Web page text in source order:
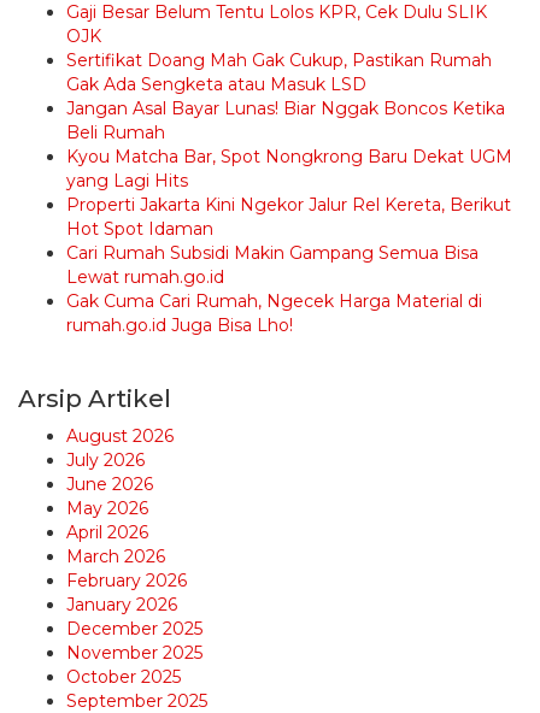
Gaji Besar Belum Tentu Lolos KPR, Cek Dulu SLIK
OJK
Sertifikat Doang Mah Gak Cukup, Pastikan Rumah
Gak Ada Sengketa atau Masuk LSD
Jangan Asal Bayar Lunas! Biar Nggak Boncos Ketika
Beli Rumah
Kyou Matcha Bar, Spot Nongkrong Baru Dekat UGM
yang Lagi Hits
Properti Jakarta Kini Ngekor Jalur Rel Kereta, Berikut
Hot Spot Idaman
Cari Rumah Subsidi Makin Gampang Semua Bisa
Lewat rumah.go.id
Gak Cuma Cari Rumah, Ngecek Harga Material di
rumah.go.id Juga Bisa Lho!
Arsip Artikel
August 2026
July 2026
June 2026
May 2026
April 2026
March 2026
February 2026
January 2026
December 2025
November 2025
October 2025
September 2025